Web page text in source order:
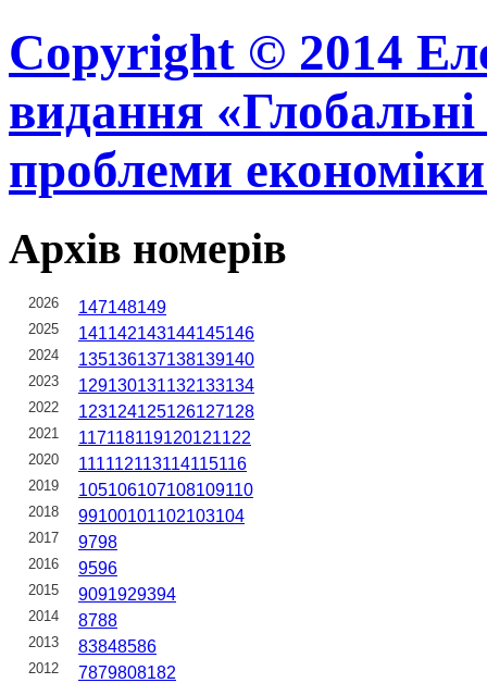
Copyright © 2014
видання «Глобальні
проблеми
Архів номерів
2026 147148149
2025 141142143144145146
2024 135136137138139140
2023 129130131132133134
2022 123124125126127128
2021 117118119120121122
2020 111112113114115116
2019 105106107108109110
2018 99100101102103104
2017 9798
2016 9596
2015 9091929394
2014 8788
2013 83848586
2012 7879808182